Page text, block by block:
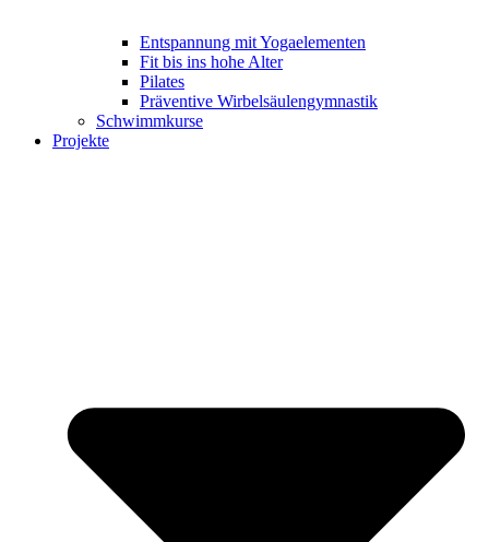
Entspannung mit Yogaelementen
Fit bis ins hohe Alter
Pilates
Präventive Wirbelsäulengymnastik
Schwimmkurse
Projekte